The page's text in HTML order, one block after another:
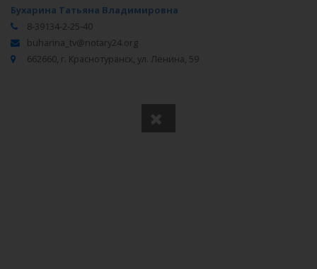
Бухарина Татьяна Владимировна
8-39134-2-25-40
buharina_tv@notary24.org
662660, г. Краснотуранск, ул. Ленина, 59